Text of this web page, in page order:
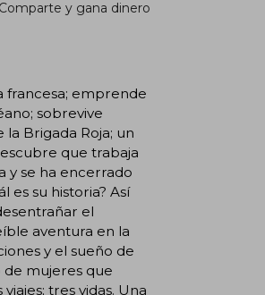
Comparte y gana dinero
francesa; emprende
sobrevive
Brigada Roja; un
que trabaja
y se ha encerrado
es su historia? Así
el
aventura en la
y el sueño de
de mujeres que
tres vidas. Una